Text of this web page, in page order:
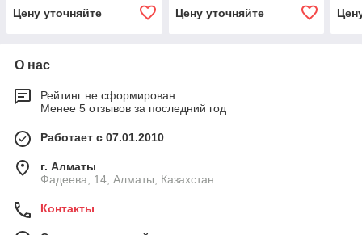
Цену уточняйте Цену уточняйте
О нас
Рейтинг не сформирован
Менее 5 отзывов за последний год
Работает с 07.01.2010
г. Алматы
Фадеева, 14, Алматы, Казахстан
Контакты